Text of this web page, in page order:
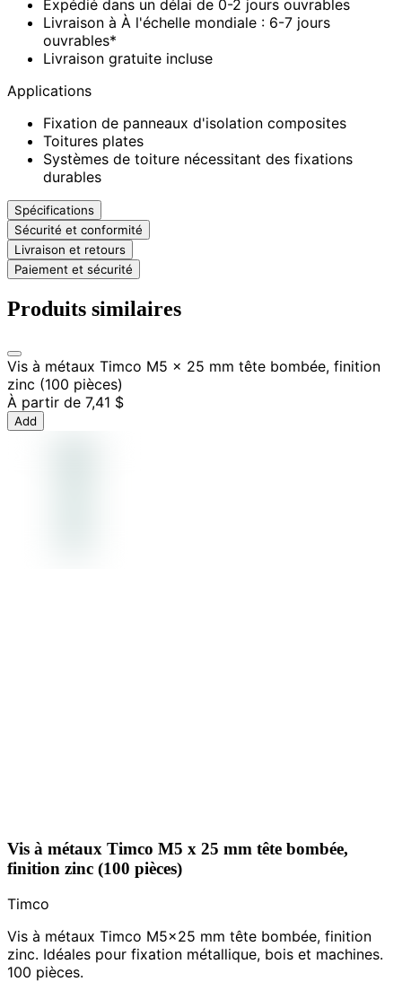
Expédié dans un délai de 0-2 jours ouvrables
Livraison à À l'échelle mondiale : 6-7 jours
ouvrables*
Livraison gratuite incluse
Applications
Fixation de panneaux d'isolation composites
Toitures plates
Systèmes de toiture nécessitant des fixations
durables
Spécifications
Sécurité et conformité
Livraison et retours
Paiement et sécurité
Produits similaires
Vis à métaux Timco M5 x 25 mm tête bombée, finition
zinc (100 pièces)
À partir de 7,41 $
Add
Vis à métaux Timco M5 x 25 mm tête bombée,
finition zinc (100 pièces)
Timco
Vis à métaux Timco M5x25 mm tête bombée, finition
zinc. Idéales pour fixation métallique, bois et machines.
100 pièces.